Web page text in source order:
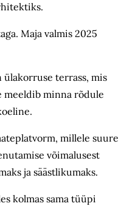
Maja valmis 2025
terrass, mis
meeldib minna rõdule
millele suure
võimalusest
ja säästlikumaks.
kolmas sama tüüpi